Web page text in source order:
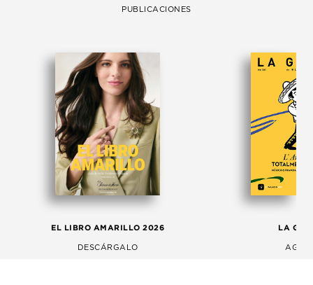
PUBLICACIONES
EL LIBRO AMARILLO 2026
DESCÁRGALO
LA